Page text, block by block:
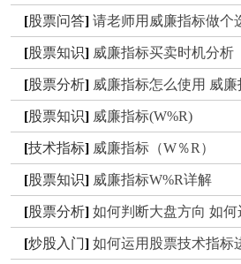
[股票问答] 请老师用威廉指标做个
[股票知识] 威廉指标买卖时机分析
[股票分析] 威廉指标怎么使用 威廉
[股票知识] 威廉指标(W%R)
[技术指标] 威廉指标（W％R）
[股票知识] 威廉指标W%R详解
[股票分析] 如何判断大盘方向 如何
[炒股入门] 如何运用股票技术指标